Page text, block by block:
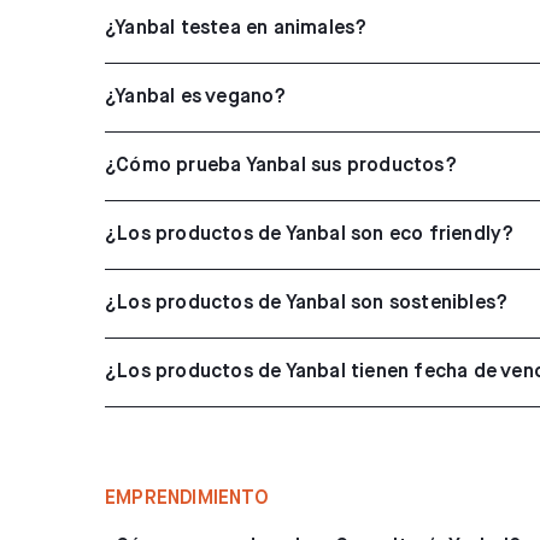
¿Yanbal testea en animales?
¿Yanbal es vegano?
¿Cómo prueba Yanbal sus productos?
¿Los productos de Yanbal son eco friendly?
¿Los productos de Yanbal son sostenibles?
¿Los productos de Yanbal tienen fecha de
EMPRENDIMIENTO